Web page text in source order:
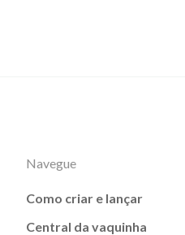
Navegue
Como criar e lançar
Central da vaquinha